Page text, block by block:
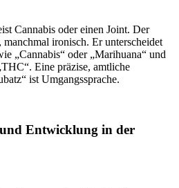
Cannabis oder einen Joint. Der
ironisch. Er unterscheidet
„Cannabis“ oder „Marihuana“ und
Eine präzise, amtliche
ist Umgangssprache.
Entwicklung in der